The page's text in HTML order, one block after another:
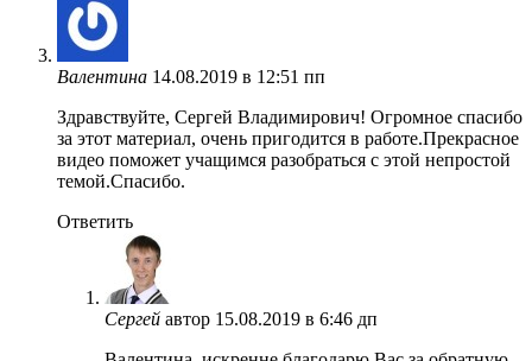
Валентина 14.08.2019 в 12:51 пп
Здравствуйте, Сергей Владимирович! Огромное спасибо
за этот материал, очень пригодится в работе.Прекрасное
видео поможет учащимся разобраться с этой непростой
темой.Спасибо.
Ответить
Сергей автор 15.08.2019 в 6:46 дп